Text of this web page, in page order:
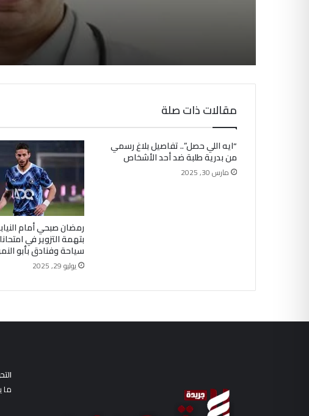
مقالات ذات صلة
“ايه اللي حصل”.. تفاصيل بلاغ رسمي
من بدرية طلبة ضد أحد الأشخاص
مارس 30, 2025
رمضان صبحي أمام
بتهمة التزوير في
سياحة وفنادق بأبو
يوليو 29, 2025
ما